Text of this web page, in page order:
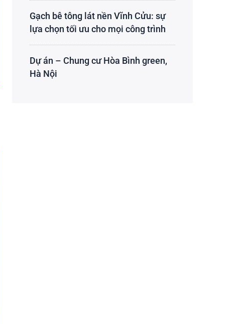
Gạch bê tông lát nền Vĩnh Cửu: sự
lựa chọn tối ưu cho mọi công trình
Dự án – Chung cư Hòa Bình green,
Hà Nội